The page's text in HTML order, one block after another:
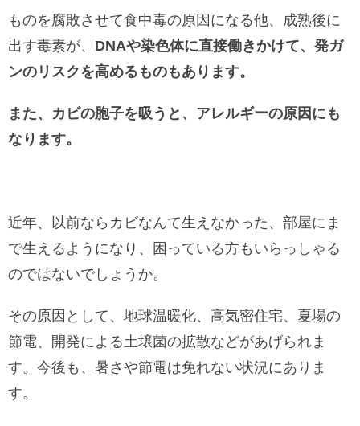
ものを腐敗させて食中毒の原因になる他、成熟後に
出す毒素が、 DNAや染色体に直接働きかけて、発ガ
ンのリスクを高めるものもあります。
また、カビの胞子を吸うと、アレルギーの原因にも
なります。
近年、以前ならカビなんて生えなかった、部屋にま
で生えるようになり、困っている方もいらっしゃる
のではないでしょうか。
その原因として、地球温暖化、高気密住宅、夏場の
節電、開発による土壌菌の拡散などがあげられま
す。今後も、暑さや節電は免れない状況にありま
す。